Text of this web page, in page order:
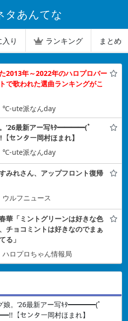
タあんてな
り ランキング まとめ
2013年～2022年のハロプロバー
で歌われた選曲ランキングがこ
℃-ute派なんday
’26最新アー写ｷﾀ━━━━(ﾟ
ンター岡村ほまれ】
℃-ute派なんday
みれさん、アップフロント復帰
ウルフニュース
華「ミントグリーンは好きな色
チョコミントは好きなのでまぁ
る」
ハロプロちゃん情報局
娘。’26最新アー写ｷﾀ━━━━(ﾟ
センター岡村ほまれ】